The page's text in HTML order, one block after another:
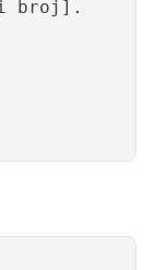
broj].